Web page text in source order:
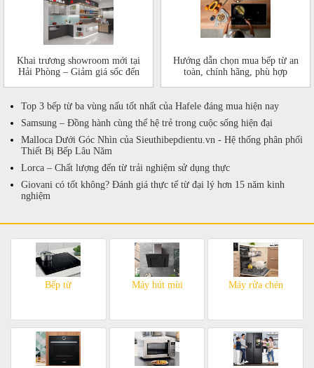
Khai trương showroom mới tại
Hải Phòng – Giảm giá sốc đến
Hướng dẫn chọn mua bếp từ an
toàn, chính hãng, phù hợp
Top 3 bếp từ ba vùng nấu tốt nhất của Hafele đáng mua hiện nay
Samsung – Đồng hành cùng thế hệ trẻ trong cuộc sống hiện đại
Malloca Dưới Góc Nhìn của Sieuthibepdientu.vn - Hệ thống phân phối
Thiết Bị Bếp Lâu Năm
Lorca – Chất lượng đến từ trải nghiệm sử dụng thực
Giovani có tốt không? Đánh giá thực tế từ đại lý hơn 15 năm kinh
nghiệm
Bếp từ Máy hút mùi Máy rửa chén